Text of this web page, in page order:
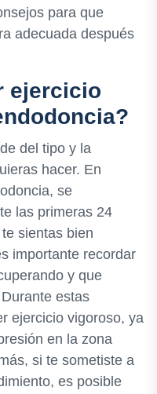
para que
adecuada después
ejercicio
del tipo y la
hacer. En
se
las primeras 24
sientas bien
importante recordar
y que
estas
ejercicio vigoroso, ya
en la zona
si te sometiste a
es posible